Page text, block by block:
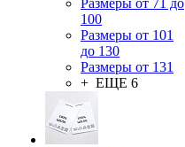
Размеры от 71 до
100
Размеры от 101
до 130
Размеры от 131
+ ЕЩЕ 6